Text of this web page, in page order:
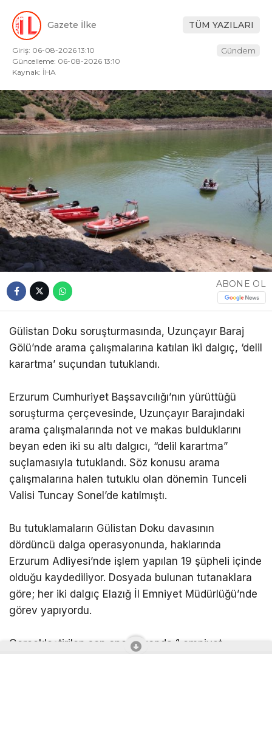
Gazete İlke TÜM YAZILARI
Giriş: 06-08-2026 13:10
Güncelleme: 06-08-2026 13:10
Kaynak: İHA
Gündem
ABONE OL
Gülistan Doku soruşturmasında, Uzunçayır Baraj
Gölü’nde arama çalışmalarına katılan iki dalgıç, ‘delil
karartma’ suçundan tutuklandı.
Erzurum Cumhuriyet Başsavcılığı’nın yürüttüğü
soruşturma çerçevesinde, Uzunçayır Barajındaki
arama çalışmalarında not ve makas bulduklarını
beyan eden iki su altı dalgıcı, “delil karartma”
suçlamasıyla tutuklandı. Söz konusu arama
çalışmalarına halen tutuklu olan dönemin Tunceli
Valisi Tuncay Sonel’de katılmıştı.
Bu tutuklamaların Gülistan Doku davasının
dördüncü dalga operasyonunda, haklarında
Erzurum Adliyesi’nde işlem yapılan 19 şüpheli içinde
olduğu kaydediliyor. Dosyada bulunan tutanaklara
göre; her iki dalgıç Elazığ İl Emniyet Müdürlüğü’nde
görev yapıyordu.
Gerçekleştirilen son operasyonda 1 emniyet